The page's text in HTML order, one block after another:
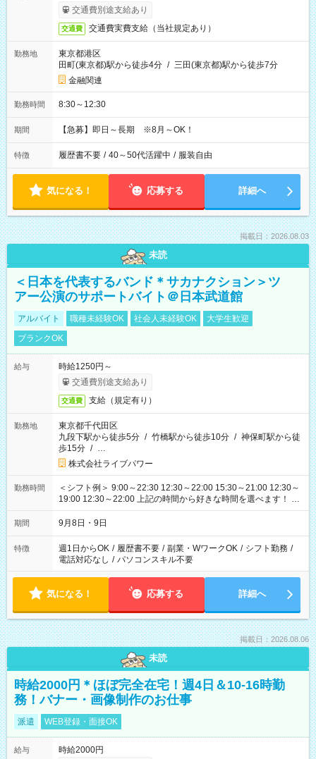
交通費別途支給あり
交通費 交通費実費支給（当社規定あり）
勤務地
東京都港区
田町(東京都)駅から徒歩4分 / 三田(東京都)駅から徒歩7分
金融関連
勤務時間 8:30～12:30
期間 【急募】即日～長期 ※8月～OK！
特徴 履歴書不要 / 40～50代活躍中 / 服装自由
気になる！ 応募する 詳細へ
掲載日：2026.08.03
未読
＜日本を代表するバンド＊サカナクション＞ツ
アー公演のサポートバイト＠日本武道館
アルバイト 職種未経験OK 社会人未経験OK
大学生歓迎
ブランクOK
給与
時給1250円～
交通費別途支給あり
交通費 支給（規定有り）
勤務地
東京都千代田区
九段下駅から徒歩5分 / 竹橋駅から徒歩10分 / 神保町駅から徒
歩15分 / …
株式会社ライブパワー
勤務時間
＜シフト例＞ 9:00～22:30 12:30～22:00 15:30～21:00 12:30～
19:00 12:30～22:00 上記の時間から好きな時間を選べます！ ※
時間は変更となる可能性があります
期間 9月8日・9日
特徴 週1日からOK / 履歴書不要 / 副業・WワークOK / シフト勤務 /
電話対応なし / パソコンスキル不要
気になる！ 応募する 詳細へ
掲載日：2026.08.06
未読
時給2000円＊ほぼ完全在宅！週4日＆10-16時勤
務！バナー・画像制作のお仕事
派遣 WEB登録・面接OK
給与 時給2000円